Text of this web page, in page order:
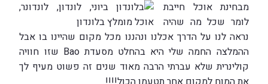
מבחינת אוכל חייבת
לומר שכל מה שהיה
נראה לנו על הדרך אכלנו ונהננו מכל מקום שהיינו בו אבל
ההמלצה החמה שלי היא בהחלט מסעדת Bao שזו חוויה
קולינרית שלא עברתי הרבה מאוד שנים זה פשוט מעיף לך